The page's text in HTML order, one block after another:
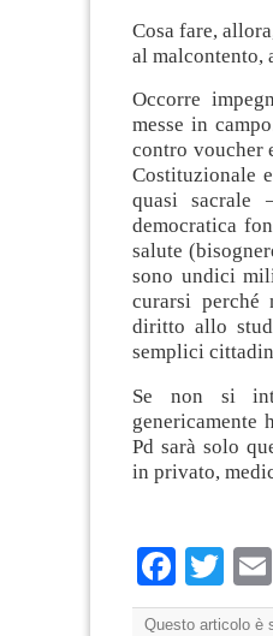
Cosa fare,
al malcontento,
Occorre
messe in
contro voucher
Costituzionale
quasi sacrale
democratica
salute
sono undici
curarsi perché
diritto allo
semplici
Se non si
genericamente
Pd sarà solo
in privato,
Questo articolo è